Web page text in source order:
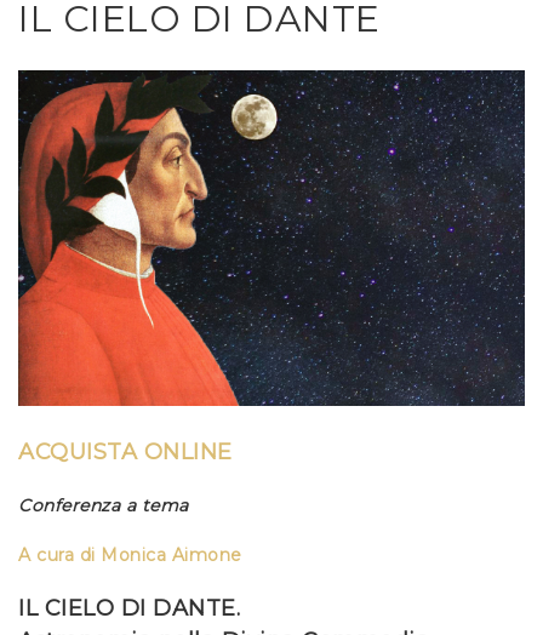
IL CIELO DI DANTE
ACQUISTA ONLINE
Conferenza a tema
A cura di Monica Aimone
IL CIELO DI DANTE.